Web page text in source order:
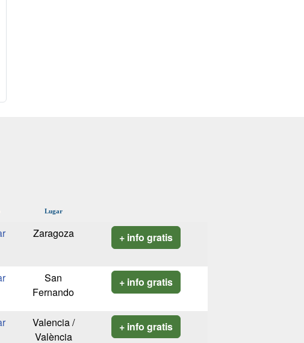
Lugar
Zaragoza + info gratis
San
Fernando
+ info gratis
Valencia /
València
+ info gratis